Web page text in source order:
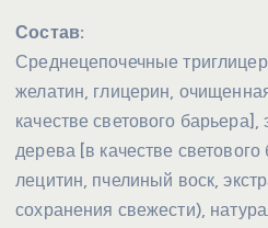
Состав:
Среднецепочечные
желатин, глицерин,
качестве светового барьера],
дерева [в качестве
лецитин, пчелиный воск,
сохранения свежести),